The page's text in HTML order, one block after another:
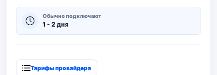
Обычно подключают
1 - 2 дня
Тарифы провайдера